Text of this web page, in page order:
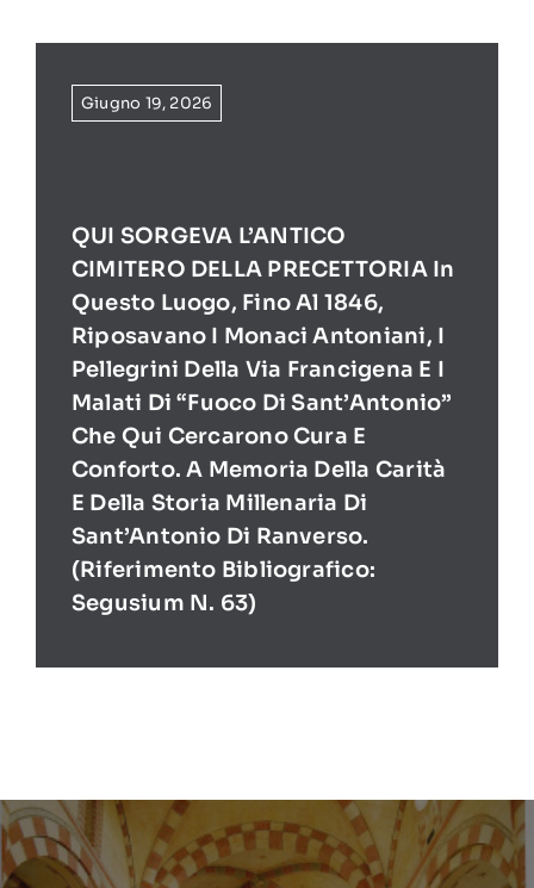
Giugno 19, 2026
QUI SORGEVA L’ANTICO
CIMITERO DELLA PRECETTORIA In
Questo Luogo, Fino Al 1846,
Riposavano I Monaci Antoniani, I
Pellegrini Della Via Francigena E I
Malati Di “Fuoco Di Sant’Antonio”
Che Qui Cercarono Cura E
Conforto. A Memoria Della Carità
E Della Storia Millenaria Di
Sant’Antonio Di Ranverso.
(Riferimento Bibliografico:
Segusium N. 63)